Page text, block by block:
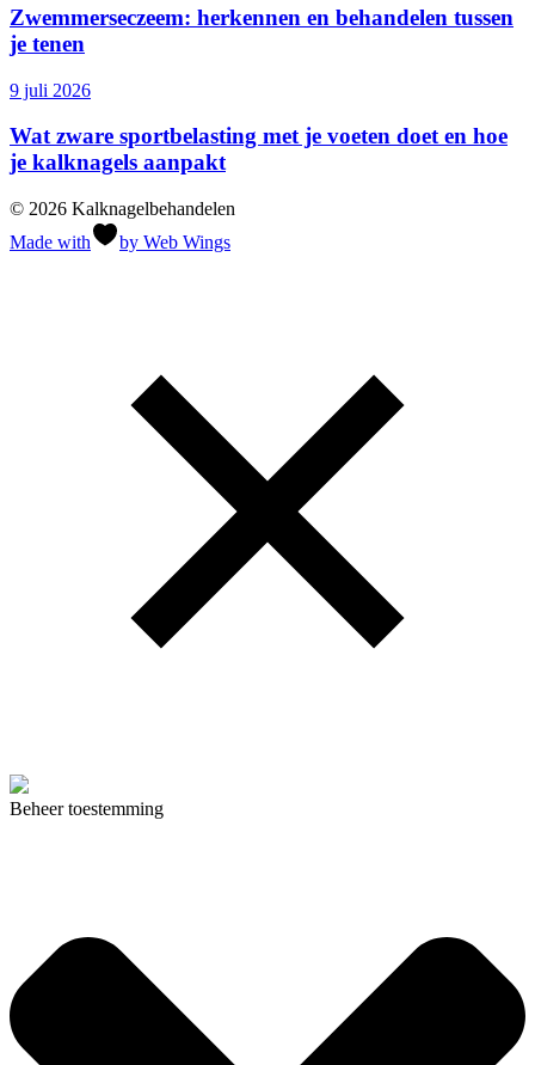
Zwemmerseczeem: herkennen en behandelen tussen
je tenen
9 juli 2026
Wat zware sportbelasting met je voeten doet en hoe
je kalknagels aanpakt
© 2026 Kalknagelbehandelen
Made with
by Web Wings
Beheer toestemming